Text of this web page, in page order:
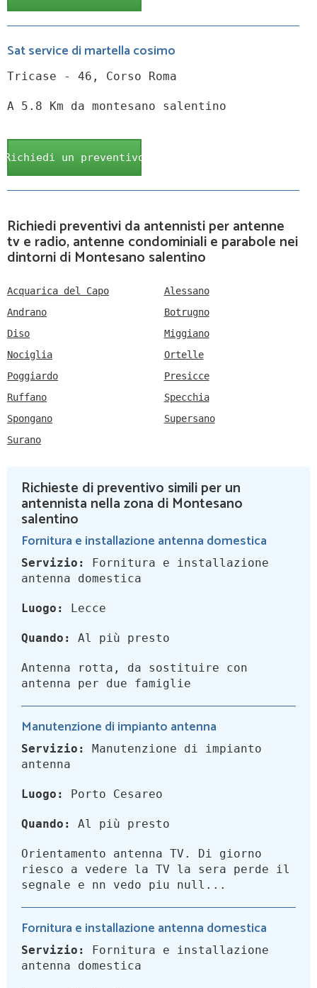
Sat service di martella cosimo
Tricase - 46, Corso Roma
A 5.8 Km da montesano salentino
Richiedi un preventivo
Richiedi preventivi da antennisti per antenne
tv e radio, antenne condominiali e parabole nei
dintorni di Montesano salentino
Acquarica del Capo
Alessano
Andrano
Botrugno
Diso
Miggiano
Nociglia
Ortelle
Poggiardo
Presicce
Ruffano
Specchia
Spongano
Supersano
Surano
Richieste di preventivo simili per un
antennista nella zona di Montesano
salentino
Fornitura e installazione antenna domestica
Servizio:
Fornitura e installazione
antenna domestica
Luogo: Lecce
Quando: Al più presto
Antenna rotta, da sostituire con
antenna per due famiglie
Manutenzione di impianto antenna
Servizio:
Manutenzione di impianto
antenna
Luogo: Porto Cesareo
Quando: Al più presto
Orientamento antenna TV. Di giorno
riesco a vedere la TV la sera perde il
segnale e nn vedo piu null...
Fornitura e installazione antenna domestica
Servizio:
Fornitura e installazione
antenna domestica